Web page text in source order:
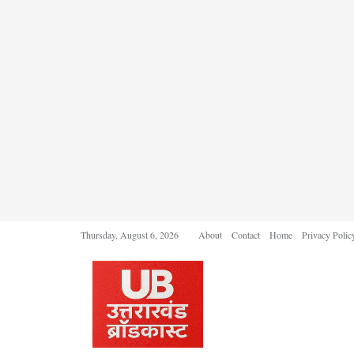
Thursday, August 6, 2026 About Contact Home Privacy